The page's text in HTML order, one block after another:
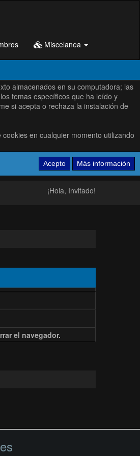
Miscelanea
almacenados en su computadora; las
temas específicos que ha leído y
si acepta o rechaza la instalación de
en cualquier momento utilizando
¡Hola, Invitado!
el navegador.